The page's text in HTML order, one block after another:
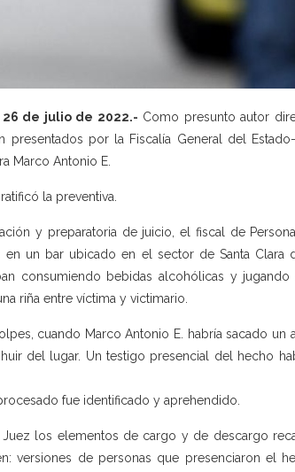
26 de julio de 2022.- Como presunto autor
presentados por la Fiscalía General del
Marco Antonio E.
la preventiva.
y preparatoria de juicio, el fiscal de
en un bar ubicado en el sector de Santa
consumiendo bebidas alcohólicas y
riña entre víctima y victimario.
cuando Marco Antonio E. habría sacado
del lugar. Un testigo presencial del hecho
fue identificado y aprehendido.
los elementos de cargo y de descargo
versiones de personas que presenciaron el